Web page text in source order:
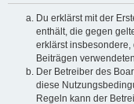
Du erklärst mit der
enthält, die gegen
erklärst insbesondere,
Beiträgen
Der Betreiber des
diese
Regeln kann der